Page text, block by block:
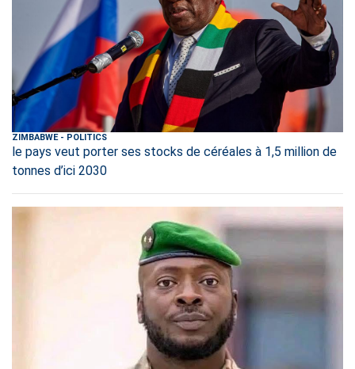
ZIMBABWE- POLITICS
le pays veut porter ses stocks de céréales à 1,5 million de
tonnes d’ici 2030